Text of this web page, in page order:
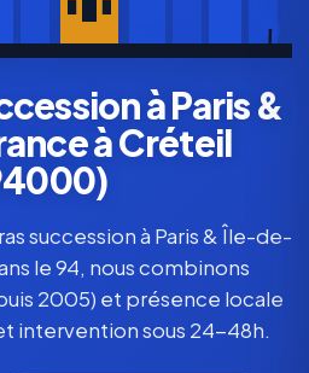
à Paris &
à Créteil
succession à Paris & Île-de-
le 94, nous combinons
2005) et présence locale
intervention sous 24-48h.